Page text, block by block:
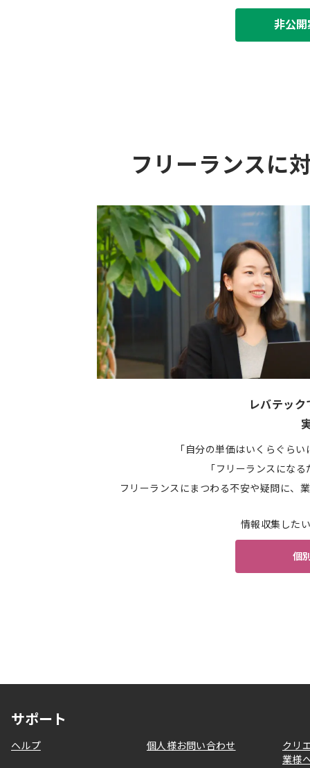
非公
フリーランスに
レバテッ
「自分の単価はいくらぐら
「フリーランスにな
フリーランスにまつわる不安や疑問に、
情報収集した
個
サポート
ヘルプ 個人様お問い合わせ
クリ
業様